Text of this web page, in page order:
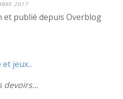
2017
et publié depuis Overblog
devoirs...